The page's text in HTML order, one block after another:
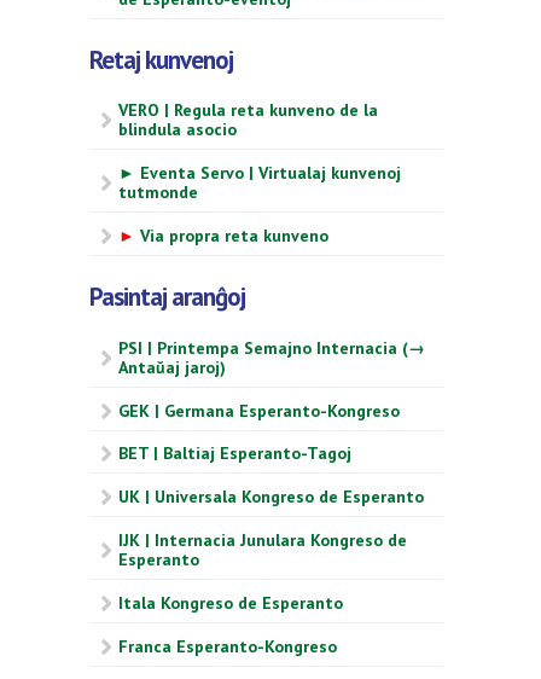
Retaj kunvenoj
VERO | Regula reta kunveno de la
blindula asocio
► Eventa Servo | Virtualaj kunvenoj
tutmonde
► Via propra reta kunveno
Pasintaj aranĝoj
PSI | Printempa Semajno Internacia (→
Antaŭaj jaroj)
GEK | Germana Esperanto-Kongreso
BET | Baltiaj Esperanto-Tagoj
UK | Universala Kongreso de Esperanto
IJK | Internacia Junulara Kongreso de
Esperanto
Itala Kongreso de Esperanto
Franca Esperanto-Kongreso